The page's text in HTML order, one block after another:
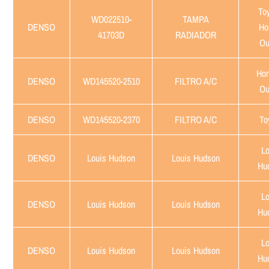
DENSO
WD022510-
41703D
TAMPA
RADIADOR
DENSO WD145520-2510 FILTRO A/C
DENSO WD145520-2370 FILTRO A/C
DENSO Louis Hudson Louis Hudson
DENSO Louis Hudson Louis Hudson
DENSO Louis Hudson Louis Hudson